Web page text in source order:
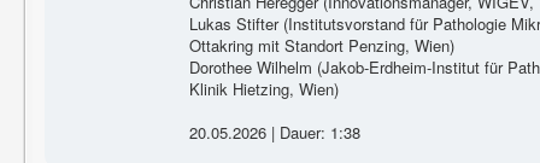
Lukas Stifter (Institutsvorstand für Pathologie
Ottakring mit Standort Penzing, Wien)
Dorothee Wilhelm (Jakob-Erdheim-Institut für
Klinik Hietzing, Wien)
20.05.2026 | Dauer: 1:38